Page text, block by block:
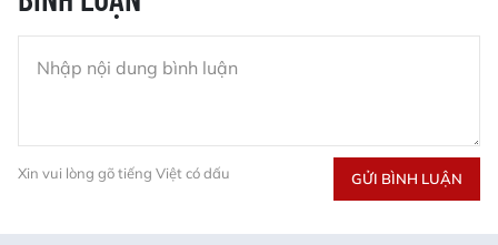
Xin vui lòng gõ tiếng Việt có dấu GỬI BÌNH LUẬN